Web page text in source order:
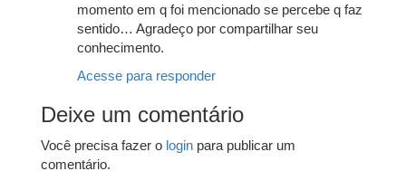
momento em q foi mencionado se percebe q faz
sentido… Agradeço por compartilhar seu
conhecimento.
Acesse para responder
Deixe um comentário
Você precisa fazer o login para publicar um
comentário.